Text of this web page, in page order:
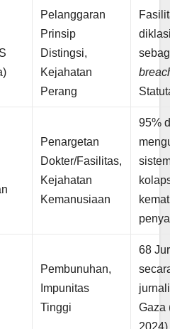
Pelanggaran
Prinsip
Distingsi,
Kejahatan
Perang
Penargetan
Dokter/Fasilitas,
Kejahatan
Kemanusiaan
95%
Pembunuhan,
Impunitas
Tinggi
68
Gaza
2024)